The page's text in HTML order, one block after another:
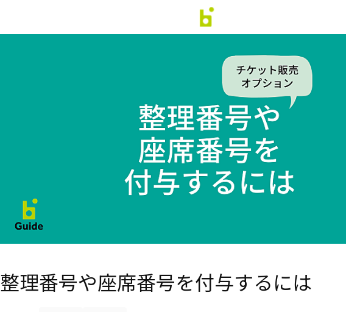
整理番号や座席番号を付与するには